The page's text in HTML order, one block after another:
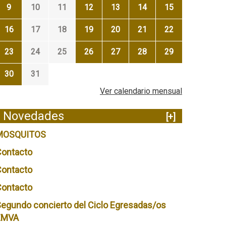
9 10 11 12 13 14 15
16 17 18 19 20 21 22
23 24 25 26 27 28 29
30
31
Ver calendario mensual
Novedades
[+]
concierto del Ciclo Egresadas/os